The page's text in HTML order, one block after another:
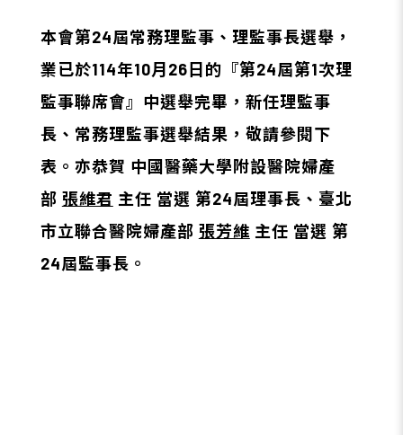
本會第24屆常務理監事、理監事長選舉，
業已於114年10月26日的『第24屆第1次理
監事聯席會』中選舉完畢，新任理監事
長、常務理監事選舉結果，敬請參閱下
表。亦恭賀 中國醫藥大學附設醫院婦產
部 張維君 主任 當選 第24屆理事長、臺北
市立聯合醫院婦產部 張芳維 主任 當選 第
24屆監事長。